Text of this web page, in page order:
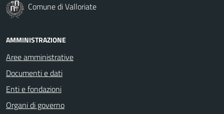
Comune di Valloriate
AMMINISTRAZIONE
Aree amministrative
Documenti e dati
Enti e fondazioni
Organi di governo